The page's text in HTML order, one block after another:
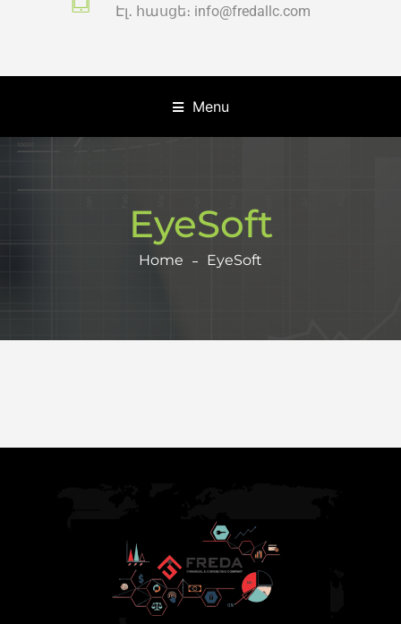
Էլ․ հասցե։ info@fredallc.com
Menu
EyeSoft
Home EyeSoft